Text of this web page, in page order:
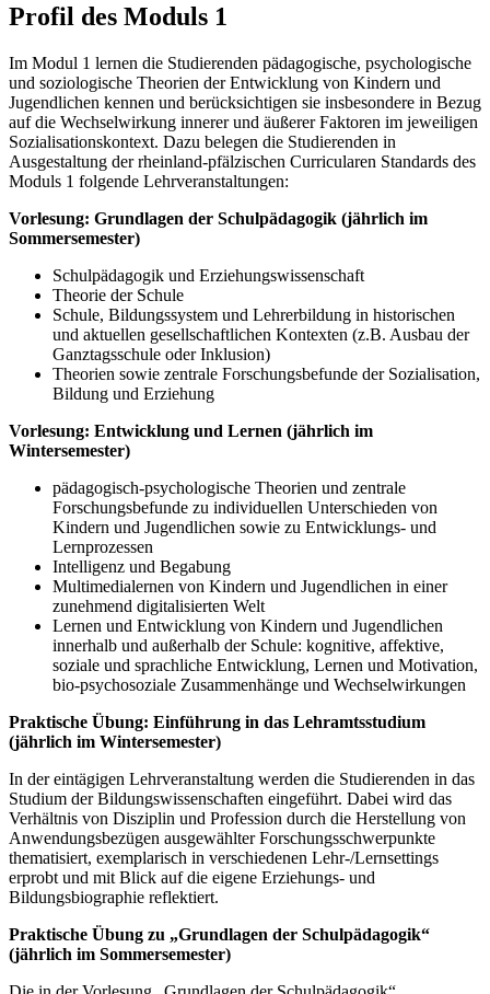
Profil des Moduls 1
Im Modul 1 lernen die Studierenden pädagogische, psychologische
und soziologische Theorien der Entwicklung von Kindern und
Jugendlichen kennen und berücksichtigen sie insbesondere in Bezug
auf die Wechselwirkung innerer und äußerer Faktoren im jeweiligen
Sozialisationskontext. Dazu belegen die Studierenden in
Ausgestaltung der rheinland-pfälzischen Curricularen Standards des
Moduls 1 folgende Lehrveranstaltungen:
Vorlesung: Grundlagen der Schulpädagogik (jährlich im
Sommersemester)
Schulpädagogik und Erziehungswissenschaft
Theorie der Schule
Schule, Bildungssystem und Lehrerbildung in historischen
und aktuellen gesellschaftlichen Kontexten (z.B. Ausbau der
Ganztagsschule oder Inklusion)
Theorien sowie zentrale Forschungsbefunde der Sozialisation,
Bildung und Erziehung
Vorlesung: Entwicklung und Lernen (jährlich im
Wintersemester)
pädagogisch-psychologische Theorien und zentrale
Forschungsbefunde zu individuellen Unterschieden von
Kindern und Jugendlichen sowie zu Entwicklungs- und
Lernprozessen
Intelligenz und Begabung
Multimedialernen von Kindern und Jugendlichen in einer
zunehmend digitalisierten Welt
Lernen und Entwicklung von Kindern und Jugendlichen
innerhalb und außerhalb der Schule: kognitive, affektive,
soziale und sprachliche Entwicklung, Lernen und Motivation,
bio-psychosoziale Zusammenhänge und Wechselwirkungen
Praktische Übung: Einführung in das Lehramtsstudium
(jährlich im Wintersemester)
In der eintägigen Lehrveranstaltung werden die Studierenden in das
Studium der Bildungswissenschaften eingeführt. Dabei wird das
Verhältnis von Disziplin und Profession durch die Herstellung von
Anwendungsbezügen ausgewählter Forschungsschwerpunkte
thematisiert, exemplarisch in verschiedenen Lehr-/Lernsettings
erprobt und mit Blick auf die eigene Erziehungs- und
Bildungsbiographie reflektiert.
Praktische Übung zu „Grundlagen der Schulpädagogik“
(jährlich im Sommersemester)